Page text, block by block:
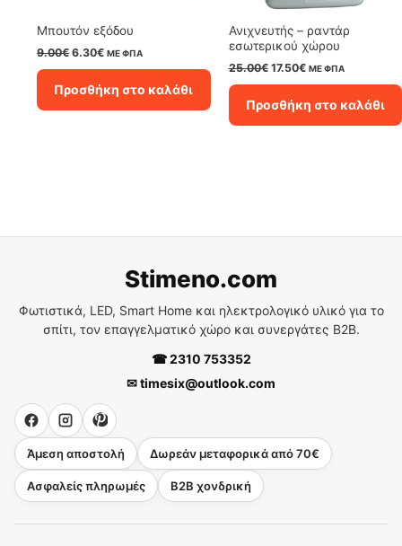
Μπουτόν εξόδου
9.00€ Original
price
9.00€.
6.30€Η
τρέχουσα
είναι:
6.30€.
ΜΕ ΦΠΑ
Προσθήκη στο καλάθι
Ανιχνευτής – ραντάρ
εσωτερικού χώρου
25.00€ Original
price
25.00€.
17.50€Η
τρέχουσα
είναι:
17.50€.
ΜΕ ΦΠΑ
Προσθήκη στο καλάθι
Stimeno.com
Φωτιστικά, LED, Smart Home και ηλεκτρολογικό υλικό για το
σπίτι, τον επαγγελματικό χώρο και συνεργάτες B2B.
☎ 2310 753352
✉ timesix@outlook.com
Άμεση αποστολή Δωρεάν μεταφορικά από 70€
Ασφαλείς πληρωμές B2B χονδρική